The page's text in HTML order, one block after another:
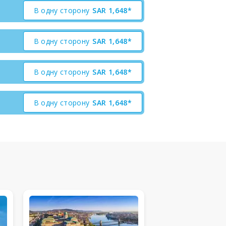
В одну сторону SAR 1,648*
В одну сторону SAR 1,648*
В одну сторону SAR 1,648*
В одну сторону SAR 1,648*